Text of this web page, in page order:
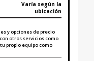
Varía según la
ubicación
y opciones de precio
otros servicios como
propio equipo como